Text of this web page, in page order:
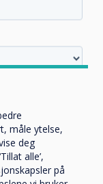
måle ytelse,
deg
alle’,
på